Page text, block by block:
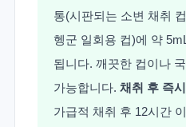
통(시판되는 소변 채취
헹군 일회용 컵)에 약
됩니다. 깨끗한 컵이나
가능합니다. 채취 후 즉
가급적 채취 후 12시간